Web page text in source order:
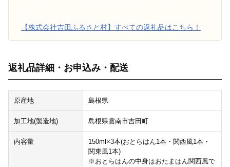
【株式会社吉田ふるさと村】すべての返礼品はこちら！
返礼品詳細・お申込み・配送
原産地 島根県
加工地(製造地) 島根県雲南市吉田町
内容量
150ml×3本(おとらはん1本・関西風1本・
関東風1本)
※おとらはんの中身はおたまはん関西風で